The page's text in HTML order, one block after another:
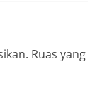
Ruas yang